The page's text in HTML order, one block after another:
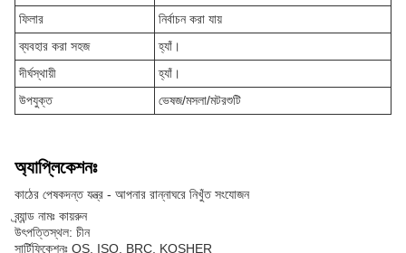
ফিলার
নির্বাচন করা যায়
ব্যবহার করা সহজ
হ্যাঁ।
দীর্ঘস্থায়ী
হ্যাঁ।
উপযুক্ত
ভেষজ/মসলা/মটরশুটি
অ্যাপ্লিকেশনঃ
কাঠের পেষকদন্ত যন্ত্র - আপনার রান্নাঘরে নিখুঁত সংযোজন
ব্র্যান্ড নামঃ কায়রুন
উৎপত্তিস্থল: চীন
সার্টিফিকেশনঃ QS, ISO, BRC, KOSHER